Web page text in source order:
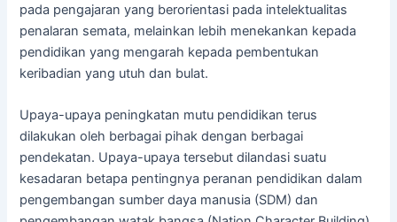
pada pengajaran yang berorientasi pada intelektualitas
penalaran semata, melainkan lebih menekankan kepada
pendidikan yang mengarah kepada pembentukan
keribadian yang utuh dan bulat.
Upaya-upaya peningkatan mutu pendidikan terus
dilakukan oleh berbagai pihak dengan berbagai
pendekatan. Upaya-upaya tersebut dilandasi suatu
kesadaran betapa pentingnya peranan pendidikan dalam
pengembangan sumber daya manusia (SDM) dan